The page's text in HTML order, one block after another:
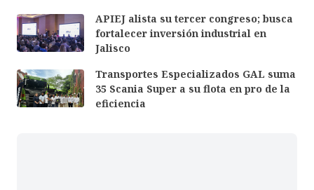
APIEJ alista su tercer congreso; busca
fortalecer inversión industrial en
Jalisco
Transportes Especializados GAL suma
35 Scania Super a su flota en pro de la
eficiencia